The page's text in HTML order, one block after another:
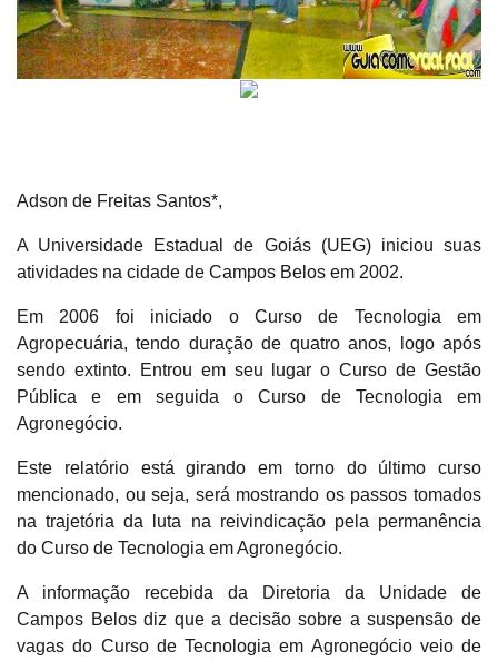
Adson de Freitas Santos*,
A Universidade Estadual de Goiás (UEG) iniciou suas
atividades na cidade de Campos Belos em 2002.
Em 2006 foi iniciado o Curso de Tecnologia em
Agropecuária, tendo duração de quatro anos, logo após
sendo extinto. Entrou em seu lugar o Curso de Gestão
Pública e em seguida o Curso de Tecnologia em
Agronegócio.
Este relatório está girando em torno do último curso
mencionado, ou seja, será mostrando os passos tomados
na trajetória da luta na reivindicação pela permanência
do Curso de Tecnologia em Agronegócio.
A informação recebida da Diretoria da Unidade de
Campos Belos diz que a decisão sobre a suspensão de
vagas do Curso de Tecnologia em Agronegócio veio de